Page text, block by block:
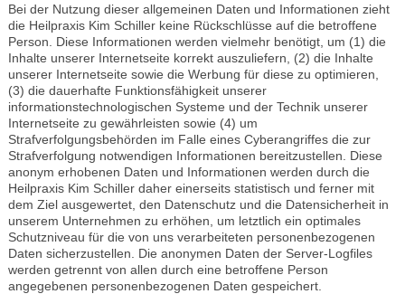
Bei der Nutzung dieser allgemeinen Daten und Informationen zieht
die Heilpraxis Kim Schiller keine Rückschlüsse auf die betroffene
Person. Diese Informationen werden vielmehr benötigt, um (1) die
Inhalte unserer Internetseite korrekt auszuliefern, (2) die Inhalte
unserer Internetseite sowie die Werbung für diese zu optimieren,
(3) die dauerhafte Funktionsfähigkeit unserer
informationstechnologischen Systeme und der Technik unserer
Internetseite zu gewährleisten sowie (4) um
Strafverfolgungsbehörden im Falle eines Cyberangriffes die zur
Strafverfolgung notwendigen Informationen bereitzustellen. Diese
anonym erhobenen Daten und Informationen werden durch die
Heilpraxis Kim Schiller daher einerseits statistisch und ferner mit
dem Ziel ausgewertet, den Datenschutz und die Datensicherheit in
unserem Unternehmen zu erhöhen, um letztlich ein optimales
Schutzniveau für die von uns verarbeiteten personenbezogenen
Daten sicherzustellen. Die anonymen Daten der Server-Logfiles
werden getrennt von allen durch eine betroffene Person
angegebenen personenbezogenen Daten gespeichert.